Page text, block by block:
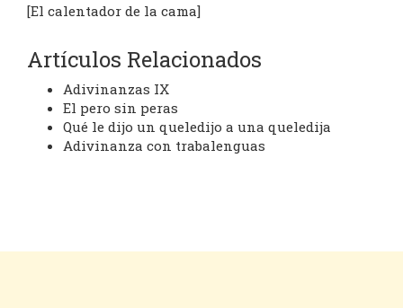
[El calentador de la cama]
Artículos Relacionados
Adivinanzas IX
El pero sin peras
Qué le dijo un queledijo a una queledija
Adivinanza con trabalenguas